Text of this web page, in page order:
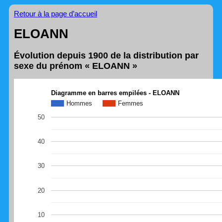
Retour à la page d’accueil
ELOANN
Évolution depuis 1900 de la distribution par
sexe du prénom « ELOANN »
Diagramme en barres empilées - ELOANN
Hommes
Femmes
10
20
30
40
50